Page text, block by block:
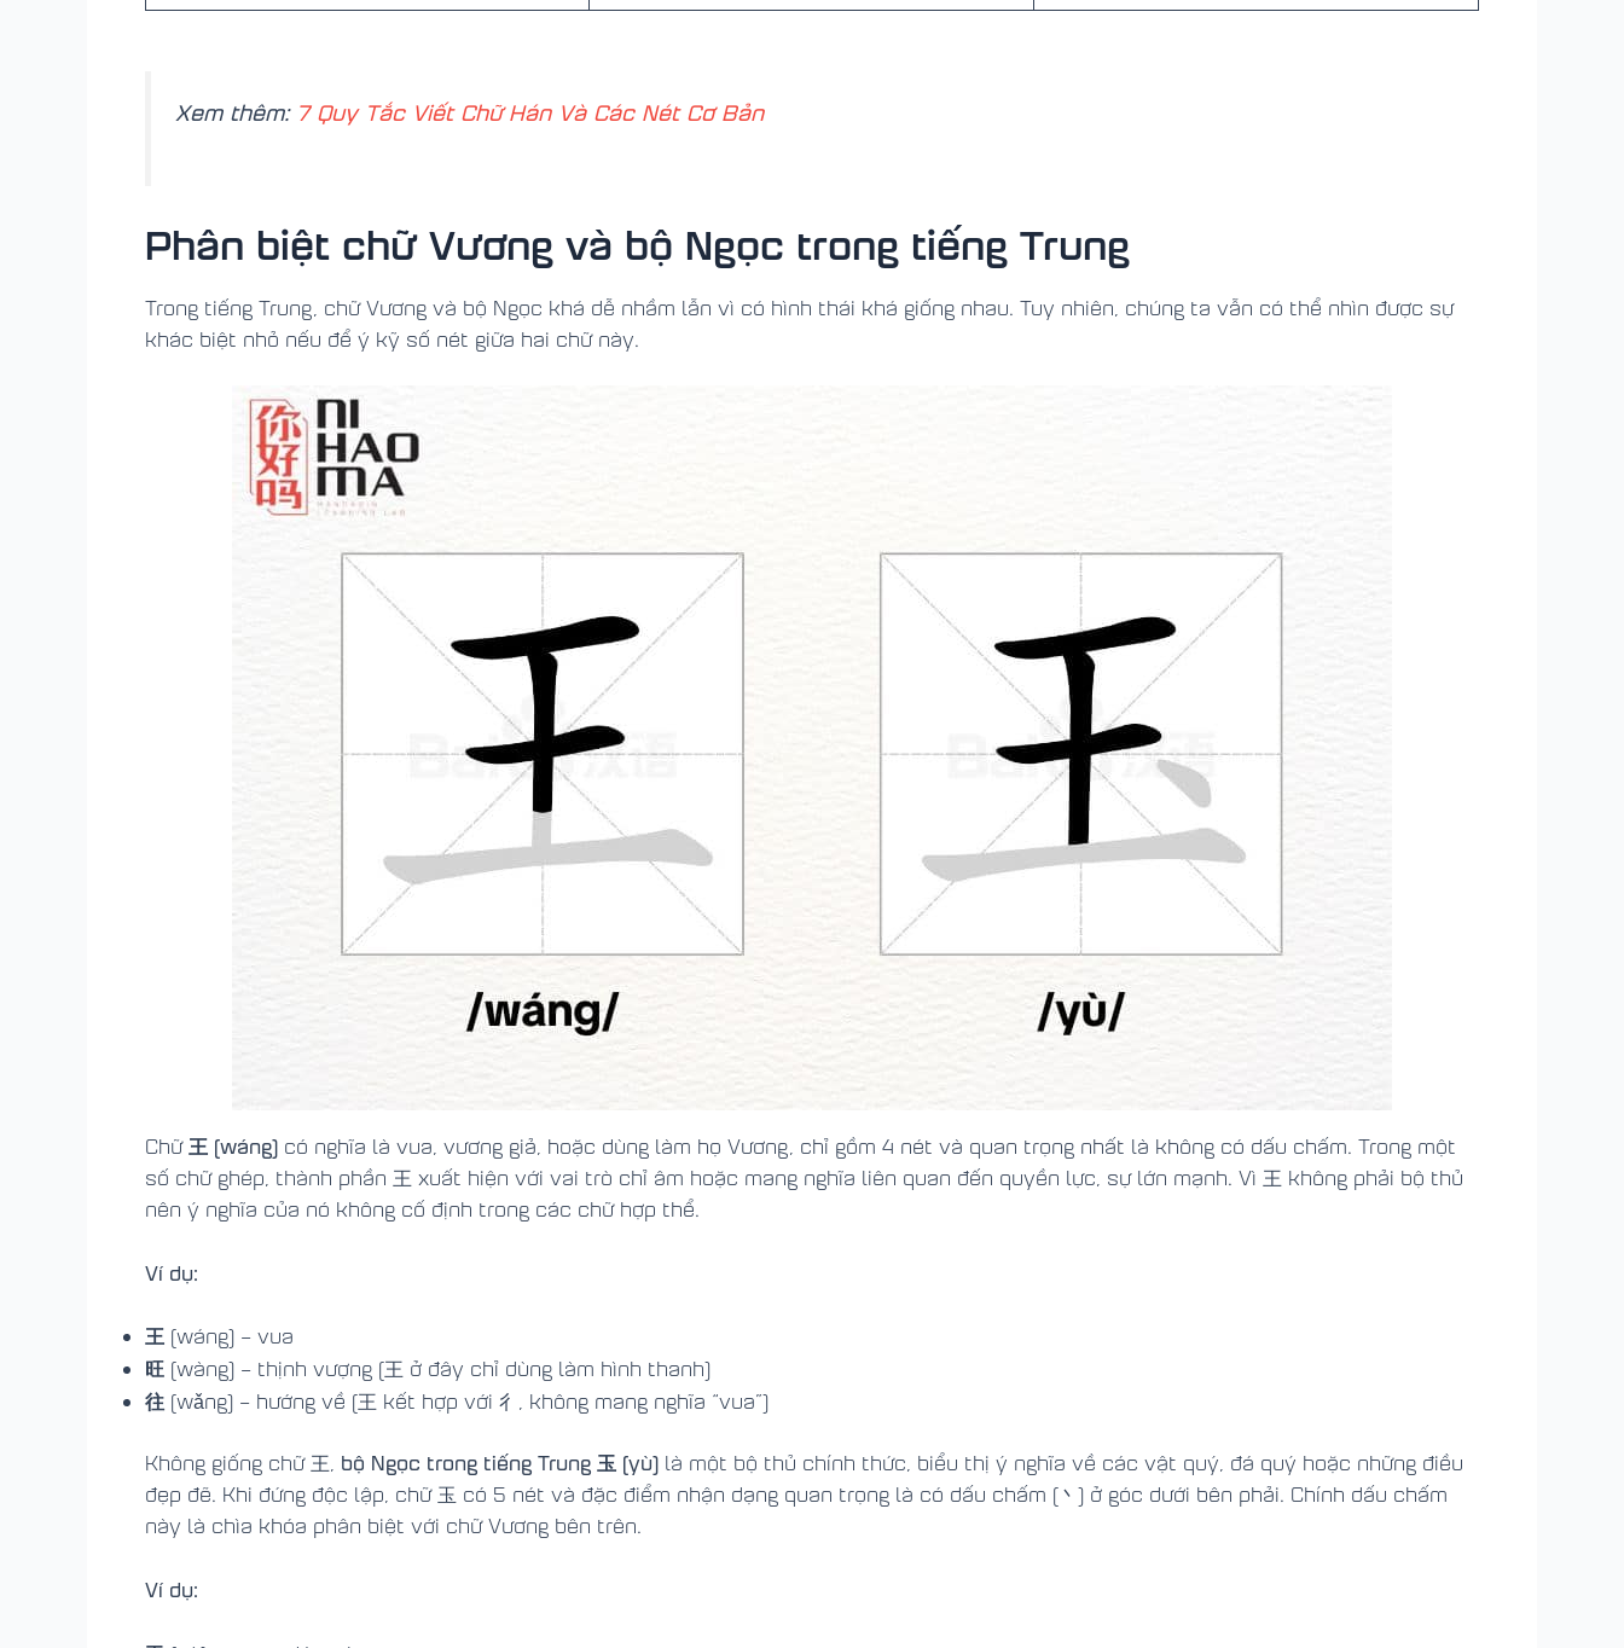
Xem thêm: 7 Quy Tắc Viết Chữ Hán Và Các Nét Cơ Bản
Phân biệt chữ Vương và bộ Ngọc trong tiếng Trung
Trong tiếng Trung, chữ Vương và bộ Ngọc khá dễ nhầm lẫn vì có hình thái khá giống nhau. Tuy nhiên, chúng ta vẫn có thể nhìn được sự
khác biệt nhỏ nếu để ý kỹ số nét giữa hai chữ này.
Chữ 王 (wáng) có nghĩa là vua, vương giả, hoặc dùng làm họ Vương, chỉ gồm 4 nét và quan trọng nhất là không có dấu chấm. Trong một
số chữ ghép, thành phần 王 xuất hiện với vai trò chỉ âm hoặc mang nghĩa liên quan đến quyền lực, sự lớn mạnh. Vì 王 không phải bộ thủ
nên ý nghĩa của nó không cố định trong các chữ hợp thể.
Ví dụ:
王 (wáng) – vua
旺 (wàng) – thịnh vượng (王 ở đây chỉ dùng làm hình thanh)
往 (wǎng) – hướng về (王 kết hợp với 彳, không mang nghĩa “vua”)
Không giống chữ 王, bộ Ngọc trong tiếng Trung 玉 (yù) là một bộ thủ chính thức, biểu thị ý nghĩa về các vật quý, đá quý hoặc những điều
đẹp đẽ. Khi đứng độc lập, chữ 玉 có 5 nét và đặc điểm nhận dạng quan trọng là có dấu chấm (丶) ở góc dưới bên phải. Chính dấu chấm
này là chìa khóa phân biệt với chữ Vương bên trên.
Ví dụ: